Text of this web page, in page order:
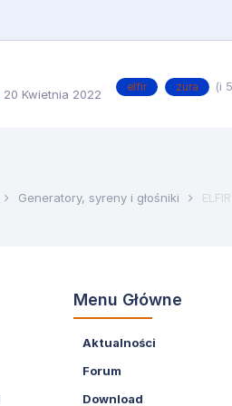
20 Kwietnia 2022
elfir zura (i
Generatory, syreny i głośniki ELFIR
Menu Główne
Aktualności
Forum
Download